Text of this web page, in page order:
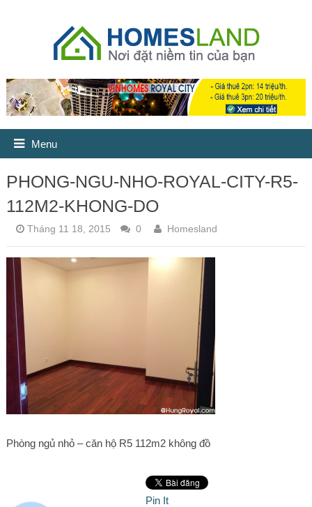
Menu
PHONG-NGU-NHO-ROYAL-CITY-R5-
112M2-KHONG-DO
Tháng 11 18, 2015 0 Homesland
Phòng ngủ nhỏ – căn hộ R5 112m2 không đồ
Pin It